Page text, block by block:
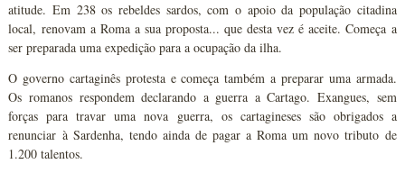
atitude. Em 238 os rebeldes sardos, com o apoio da população citadina
local, renovam a Roma a sua proposta... que desta vez é aceite. Começa a
ser preparada uma expedição para a ocupação da ilha.
O governo cartaginês protesta e começa também a preparar uma armada.
Os romanos respondem declarando a guerra a Cartago. Exangues, sem
forças para travar uma nova guerra, os cartagineses são obrigados a
renunciar à Sardenha, tendo ainda de pagar a Roma um novo tributo de
1.200 talentos.